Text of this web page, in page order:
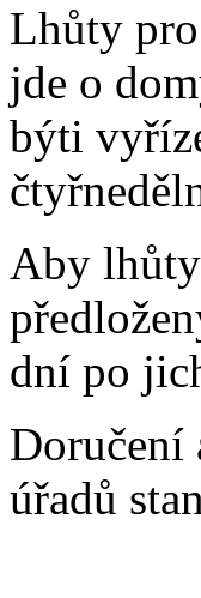
Lhůty
jde o
býti
Aby
dní po
Doručení
úřadů